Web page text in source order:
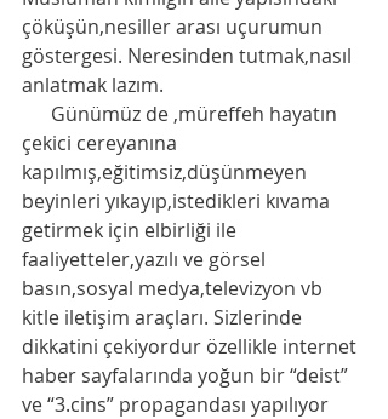
çöküşün,nesiller arası uçurumun
göstergesi. Neresinden tutmak,nasıl
anlatmak lazım.
çekici cereyanına
kapılmış,eğitimsiz,düşünmeyen
beyinleri yıkayıp,istedikleri kıvama
getirmek için elbirliği ile
faaliyetteler,yazılı ve görsel
basın,sosyal medya,televizyon vb
kitle iletişim araçları. Sizlerinde
dikkatini çekiyordur özellikle internet
haber sayfalarında yoğun bir “deist”
ve “3.cins” propagandası yapılıyor